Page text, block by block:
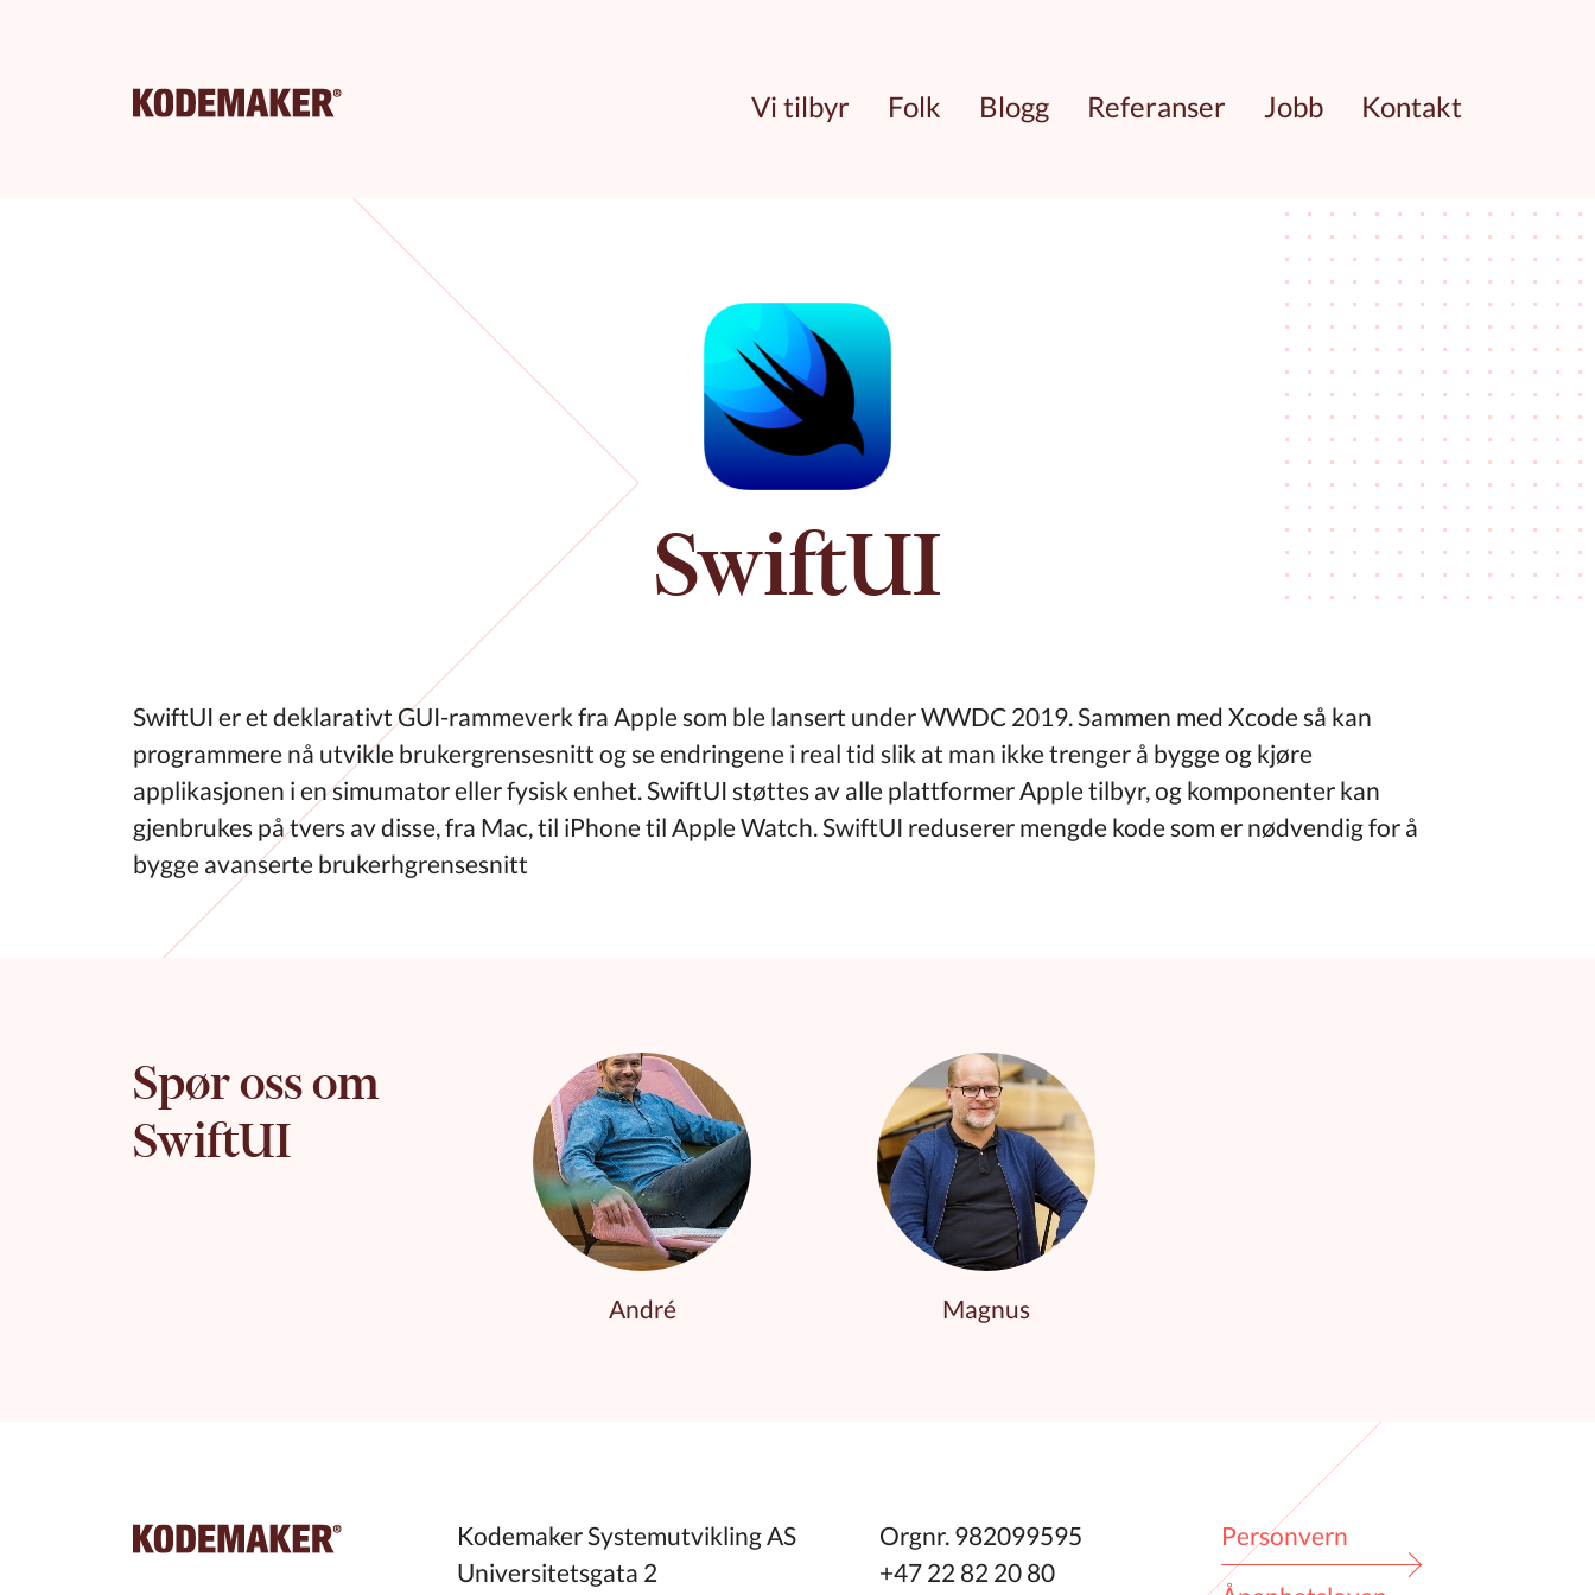
Vi tilbyr Folk Blogg Referanser Jobb Kontakt
SwiftUI
SwiftUI er et deklarativt GUI-rammeverk fra Apple som ble lansert under WWDC 2019. Sammen med Xcode så kan
programmere nå utvikle brukergrensesnitt og se endringene i real tid slik at man ikke trenger å bygge og kjøre
applikasjonen i en simumator eller fysisk enhet. SwiftUI støttes av alle plattformer Apple tilbyr, og komponenter kan
gjenbrukes på tvers av disse, fra Mac, til iPhone til Apple Watch. SwiftUI reduserer mengde kode som er nødvendig for å
bygge avanserte brukerhgrensesnitt
Spør oss om
SwiftUI
André Magnus
Kodemaker Systemutvikling AS
Universitetsgata 2
Orgnr. 982099595
+47 22 82 20 80
Personvern